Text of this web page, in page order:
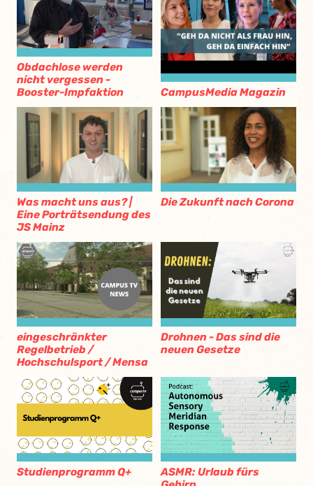
Obdachlose werden
nicht vergessen -
Booster-Impfaktion
CampusMedia Magazin
Was macht uns aus? |
Eine Porträtsendung des
JS Mainz
Die Zukunft nach Corona
eingeschränkter
Regelbetrieb /
Hochschulsport / Mensa
Drohnen - Das sind die
neuen Gesetze
Studienprogramm Q+
ASMR: Urlaub fürs